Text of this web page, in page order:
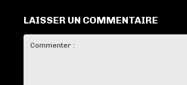
LAISSER UN COMMENTAIRE